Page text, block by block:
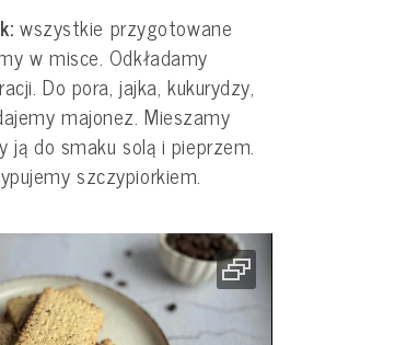
wszystkie przygotowane
w misce. Odkładamy
Do pora, jajka, kukurydzy,
majonez. Mieszamy
ją do smaku solą i pieprzem.
szczypiorkiem.